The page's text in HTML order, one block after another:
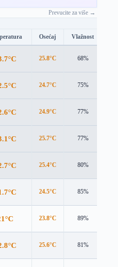
Prevucite za više →
Osećaj Vlažnost
25.8°C 68%
24.7°C 75%
24.9°C 77%
25.7°C 77%
25.4°C 80%
24.5°C 85%
23.8°C 89%
25.6°C 81%